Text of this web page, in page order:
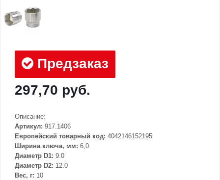
Предзаказ
297,70 руб.
Описание:
Артикул: 917.1406
Европейский товарный код: 4042146152195
Ширина ключа, мм: 6,0
Диаметр D1: 9.0
Диаметр D2: 12.0
Вес, г: 10